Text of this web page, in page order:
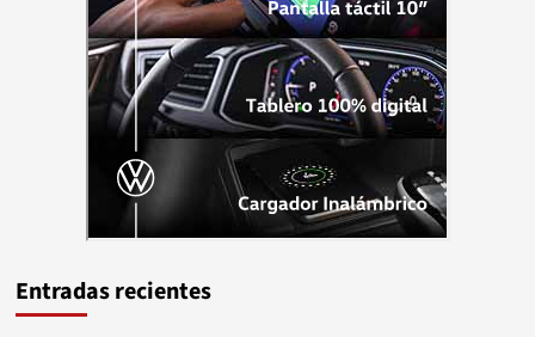
Entradas recientes